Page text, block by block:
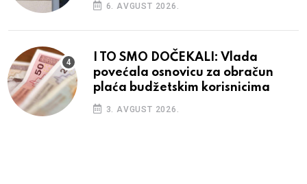
6. AVGUST 2026.
I TO SMO DOČEKALI: Vlada
povećala osnovicu za obračun
plaća budžetskim korisnicima
3. AVGUST 2026.